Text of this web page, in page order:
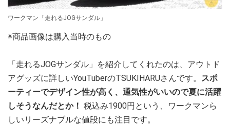
ワークマン「走れるJOGサンダル」
※商品画像は購入当時のもの
「走れるJOGサンダル」を紹介してくれたのは、アウトド
アグッズに詳しいYouTuberのTSUKIHARUさんです。 スポ
ーティーでデザイン性が高く、通気性がいいので夏に活躍
しそうなんだとか！ 税込み1900円という、ワークマンら
しいリーズナブルな値段にも注目です。